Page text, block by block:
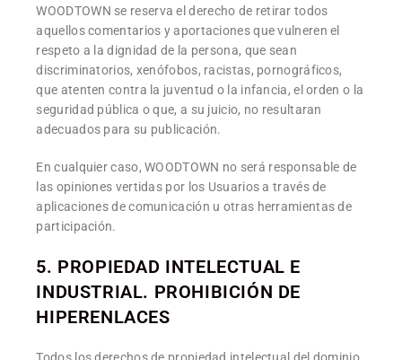
WOODTOWN se reserva el derecho de retirar todos
aquellos comentarios y aportaciones que vulneren el
respeto a la dignidad de la persona, que sean
discriminatorios, xenófobos, racistas, pornográficos,
que atenten contra la juventud o la infancia, el orden o la
seguridad pública o que, a su juicio, no resultaran
adecuados para su publicación.
En cualquier caso, WOODTOWN no será responsable de
las opiniones vertidas por los Usuarios a través de
aplicaciones de comunicación u otras herramientas de
participación.
5. PROPIEDAD INTELECTUAL E
INDUSTRIAL. PROHIBICIÓN DE
HIPERENLACES